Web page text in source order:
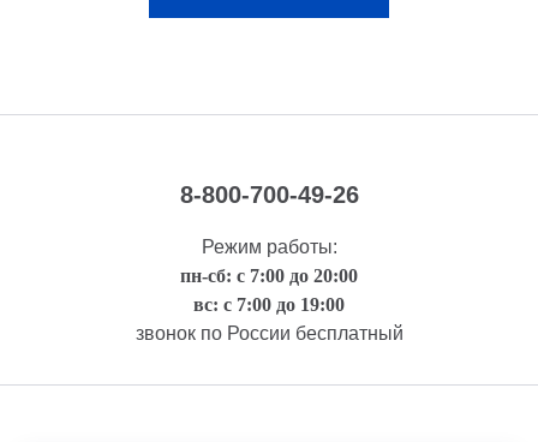
8-800-700-49-26
Режим работы:
пн-сб: с 7:00 до 20:00
вс: с 7:00 до 19:00
звонок по России бесплатный